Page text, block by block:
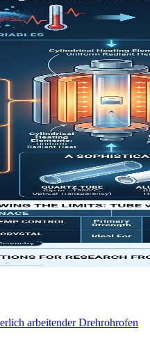
arbeitender Drehrohrofen